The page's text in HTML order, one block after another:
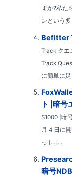
すか?私た
ンという
Befitter
Track クエ
Track
に簡単に
ト |暗号
$1000 |暗
月 4 日に
っ […]...
暗号NDB